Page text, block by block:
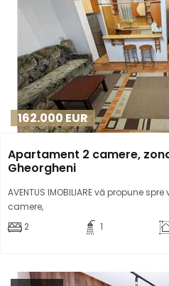
162.000EUR
Apartament 2 camere,
Gheorgheni
AVENTUS IMOBILIARE vă propune
camere,
2
1